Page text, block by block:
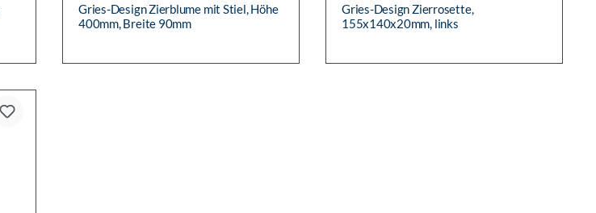
Gries-Design Zierblume mit Stiel, Höhe
400mm, Breite 90mm
Gries-Design Zierrosette,
155x140x20mm, links